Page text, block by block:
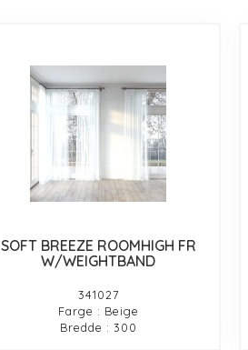
SOFT BREEZE ROOMHIGH FR
W/WEIGHTBAND
341027
Farge : Beige
Bredde : 300